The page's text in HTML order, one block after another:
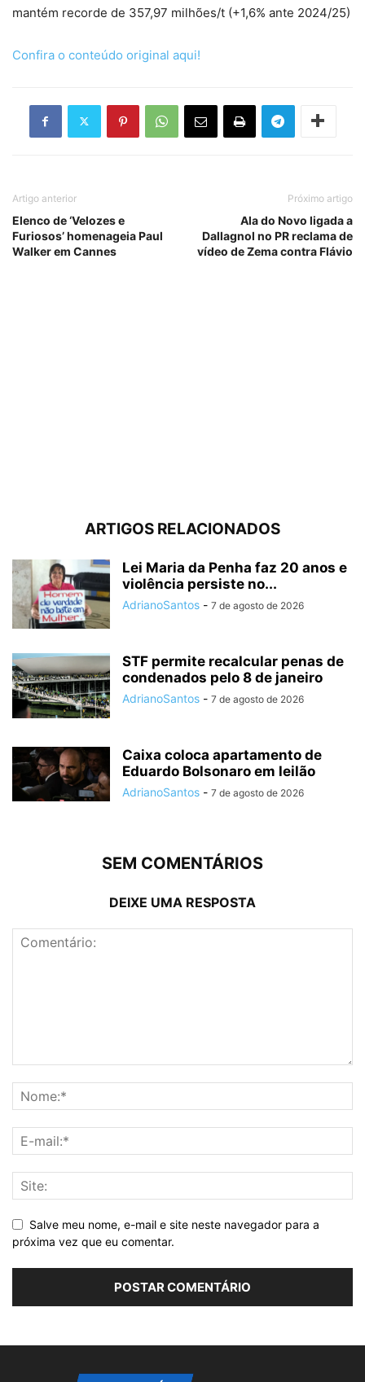
mantém recorde de 357,97 milhões/t (+1,6% ante 2024/25)
Confira o conteúdo original aqui!
Artigo anterior
Elenco de ‘Velozes e
Furiosos’ homenageia Paul
Walker em Cannes
Próximo artigo
Ala do Novo ligada a
Dallagnol no PR reclama de
vídeo de Zema contra Flávio
ARTIGOS RELACIONADOS
Lei Maria da Penha faz 20 anos e
violência persiste no...
AdrianoSantos - 7 de agosto de 2026
STF permite recalcular penas de
condenados pelo 8 de janeiro
AdrianoSantos - 7 de agosto de 2026
Caixa coloca apartamento de
Eduardo Bolsonaro em leilão
AdrianoSantos - 7 de agosto de 2026
SEM COMENTÁRIOS
DEIXE UMA RESPOSTA
Salve meu nome, e-mail e site neste navegador para a
próxima vez que eu comentar.